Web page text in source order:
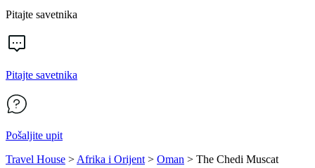
Pitajte savetnika
Pitajte savetnika
Pošaljite upit
Travel House >Afrika i Orijent > Oman > The Chedi Muscat